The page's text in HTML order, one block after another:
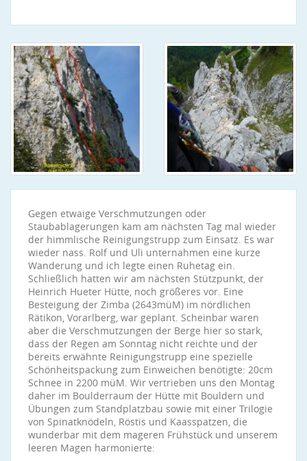
Gegen etwaige Verschmutzungen oder
Staubablagerungen kam am nächsten Tag mal wieder
der himmlische Reinigungstrupp zum Einsatz. Es war
wieder nass. Rolf und Uli unternahmen eine kurze
Wanderung und ich legte einen Ruhetag ein.
Schließlich hatten wir am nächsten Stützpunkt, der
Heinrich Hueter Hütte, noch größeres vor. Eine
Besteigung der Zimba (2643müM) im nördlichen
Rätikon, Vorarlberg, war geplant. Scheinbar waren
aber die Verschmutzungen der Berge hier so stark,
dass der Regen am Sonntag nicht reichte und der
bereits erwähnte Reinigungstrupp eine spezielle
Schönheitspackung zum Einweichen benötigte: 20cm
Schnee in 2200 müM. Wir vertrieben uns den Montag
daher im Boulderraum der Hütte mit Bouldern und
Übungen zum Standplatzbau sowie mit einer Trilogie
von Spinatknödeln, Röstis und Kaasspatzen, die
wunderbar mit dem mageren Frühstück und unserem
leeren Magen harmonierte: